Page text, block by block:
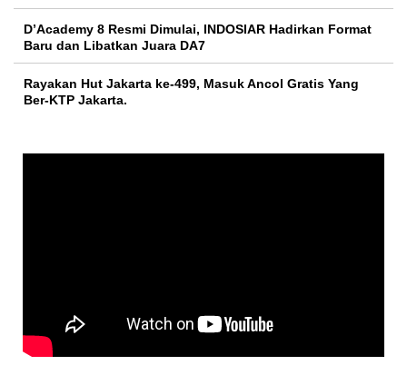
D’Academy 8 Resmi Dimulai, INDOSIAR Hadirkan Format
Baru dan Libatkan Juara DA7
Rayakan Hut Jakarta ke-499, Masuk Ancol Gratis Yang
Ber-KTP Jakarta.